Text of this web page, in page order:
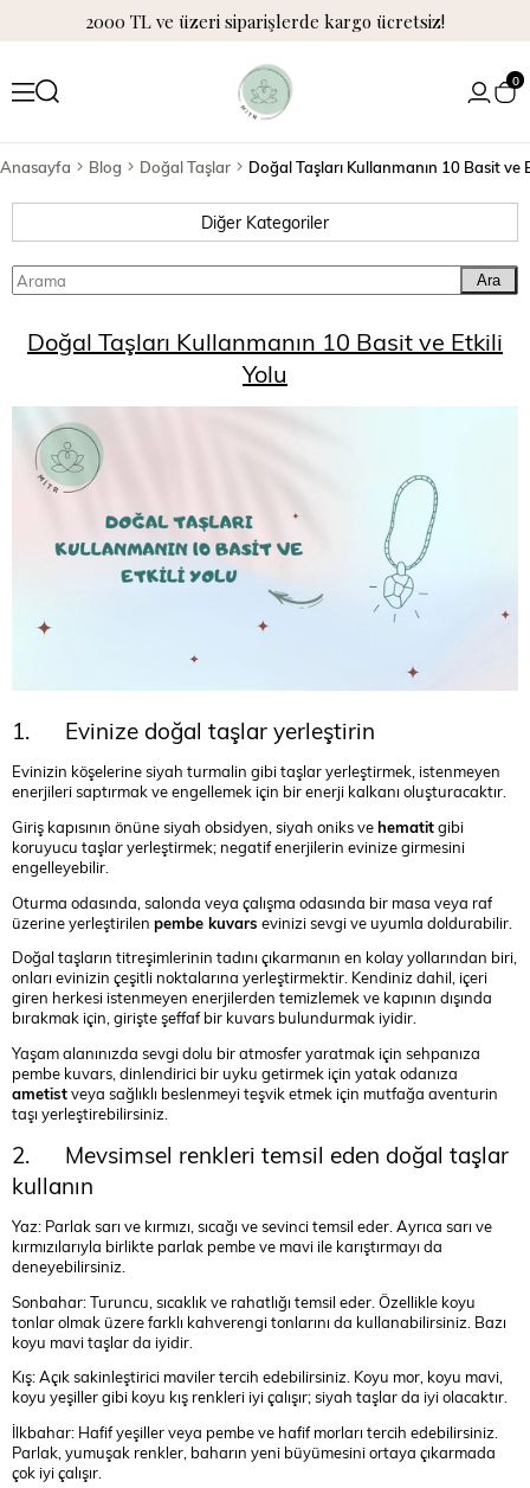
2000 TL ve üzeri siparişlerde kargo ücretsiz!
0
Anasayfa Blog Doğal Taşlar Doğal Taşları Kullanmanın 10 Basit ve
Diğer Kategoriler
Ara
Doğal Taşları Kullanmanın 10 Basit ve Etkili
Yolu
1. Evinize doğal taşlar yerleştirin
Evinizin köşelerine siyah turmalin gibi taşlar yerleştirmek, istenmeyen
enerjileri saptırmak ve engellemek için bir enerji kalkanı oluşturacaktır.
Giriş kapısının önüne siyah obsidyen, siyah oniks vehematitgibi
koruyucu taşlar yerleştirmek; negatif enerjilerin evinize girmesini
engelleyebilir.
Oturma odasında, salonda veya çalışma odasında bir masa veya raf
üzerine yerleştirilen pembe kuvars evinizi sevgi ve uyumla doldurabilir.
Doğal taşların titreşimlerinin tadını çıkarmanın en kolay yollarından biri,
onları evinizin çeşitli noktalarına yerleştirmektir. Kendiniz dahil, içeri
giren herkesi istenmeyen enerjilerden temizlemek ve kapının dışında
bırakmak için, girişte şeffaf bir kuvars bulundurmak iyidir.
Yaşam alanınızda sevgi dolu bir atmosfer yaratmak için sehpanıza
pembe kuvars, dinlendirici bir uyku getirmek için yatak odanıza
ametistveya sağlıklı beslenmeyi teşvik etmek için mutfağa aventurin
taşı yerleştirebilirsiniz.
2. Mevsimsel renkleri temsil eden doğal taşlar
kullanın
Yaz: Parlak sarı ve kırmızı, sıcağı ve sevinci temsil eder. Ayrıca sarı ve
kırmızılarıyla birlikte parlak pembe ve mavi ile karıştırmayı da
deneyebilirsiniz.
Sonbahar: Turuncu, sıcaklık ve rahatlığı temsil eder. Özellikle koyu
tonlar olmak üzere farklı kahverengi tonlarını da kullanabilirsiniz. Bazı
koyu mavi taşlar da iyidir.
Kış: Açık sakinleştirici maviler tercih edebilirsiniz. Koyu mor, koyu mavi,
koyu yeşiller gibi koyu kış renkleri iyi çalışır; siyah taşlar da iyi olacaktır.
İlkbahar: Hafif yeşiller veya pembe ve hafif morları tercih edebilirsiniz.
Parlak, yumuşak renkler, baharın yeni büyümesini ortaya çıkarmada
çok iyi çalışır.